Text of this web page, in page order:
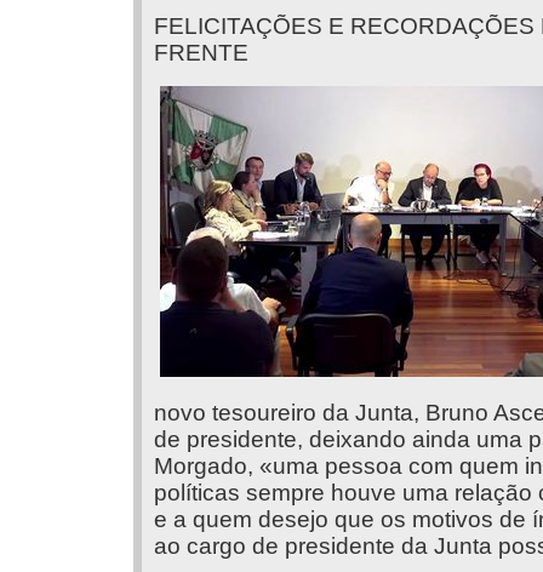
FELICITAÇÕES E
FRENTE
novo tesoureiro da Junta, Bruno
de presidente, deixando ainda uma
Morgado, «uma pessoa com quem
políticas sempre houve uma
e a quem desejo que os motivos de
ao cargo de presidente da Junta